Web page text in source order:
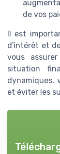
de vos
Il est
d'intérêt et
vous
situation
dynamiques,
et éviter les